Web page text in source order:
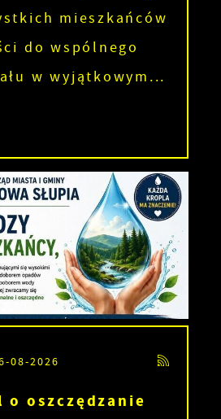
mieszkańców
do wspólnego
w wyjątkowym...
08-2026
o oszczędzanie